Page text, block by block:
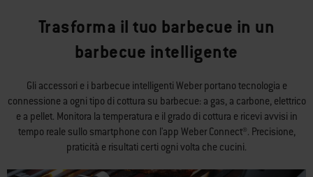
Trasforma il tuo barbecue in un
barbecue intelligente
Gli accessori e i barbecue intelligenti Weber portano tecnologia e
connessione a ogni tipo di cottura su barbecue: a gas, a carbone, elettrico
e a pellet. Monitora la temperatura e il grado di cottura e ricevi avvisi in
tempo reale sullo smartphone con l'app Weber Connect®. Precisione,
praticità e risultati certi ogni volta che cucini.